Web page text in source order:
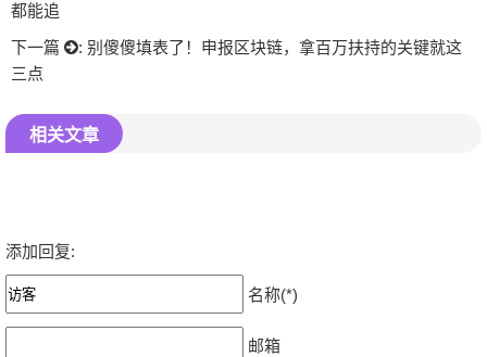
都能追
下一篇
: 别傻傻填表了！申报区块链，拿百万扶持的关键就这
三点
相关文章
添加回复:
名称(*)
邮箱